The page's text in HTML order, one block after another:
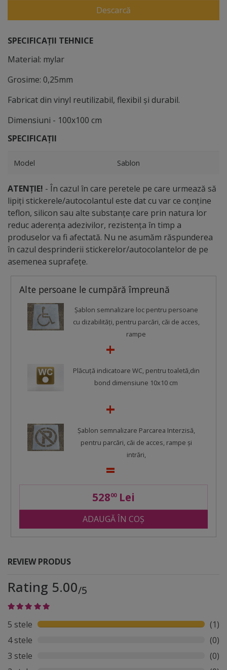
Descarcă
SPECIFICAȚII TEHNICE
Material: mylar
Grosime: 0,25mm
Fabricat din vinyl reutilizabil, flexibil și durabil.
Dimensiuni - 100x100 cm
SPECIFICAȚII
Model Sablon
ATENȚIE! - În cazul în care peretele pe care urmează să
lipiți stickerele/autocolantul este dat cu var ce conține
teflon, silicon sau alte substanțe care prin natura lor
reduc aderența adezivilor, rezistența în timp a
produselor va fi afectată. Nu ne asumăm răspunderea
în cazul desprinderii stickerelor/autocolantelor de pe
asemenea suprafețe.
Alte persoane le cumpără împreună
Șablon semnalizare loc pentru persoane
cu dizabilități, pentru parcări, căi de acces,
rampe
Plăcuță indicatoare WC, pentru toaletă,din
bond dimensiune 10x10 cm
Șablon semnalizare Parcarea Interzisă,
pentru parcări, căi de acces, rampe și
intrări,
52800Lei
ADAUGĂ ÎN COȘ
REVIEW PRODUS
Rating 5.00/5
5 stele
(1)
4 stele
(0)
3 stele
(0)